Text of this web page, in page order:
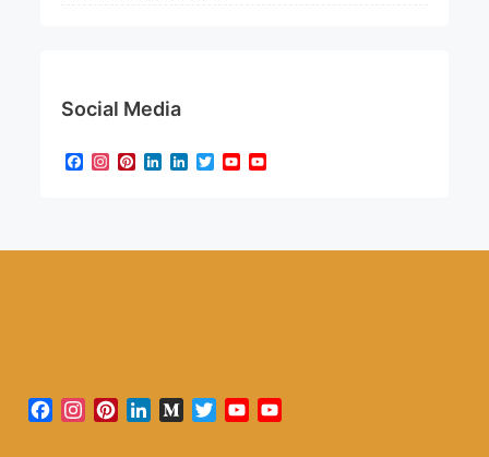
Social Media
Facebook
Instagram
Pinterest
LinkedIn
LinkedIn
TwitterYouTube
Facebook
Instagram
PinterestLinkedInMediumTwitterYouTube